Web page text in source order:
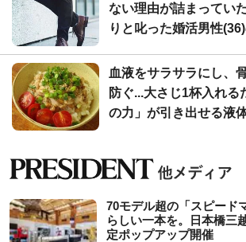
ない理由が詰まってい
りと叱った婚活男性
血液をサラサラにし、
防ぐ...大さじ1杯入れる
の力」が引き出せる液
70モデル超の「スピード
らしい一本を。日本橋三
定ポップアップ開催